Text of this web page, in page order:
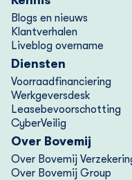
Blogs en nieuws
Klantverhalen
Liveblog overname
Diensten
Voorraad­financiering
Werkgeversdesk
Lease­bevoorschotting
CyberVeilig
Over Bovemij
Over Bovemij
Over Bovemij Group